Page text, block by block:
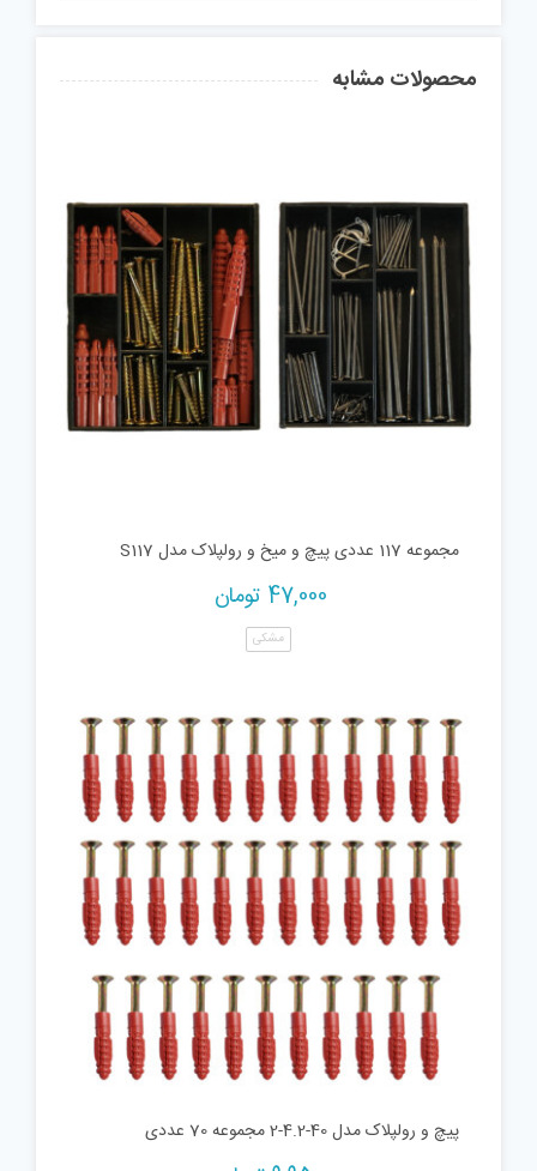
محصولات مشابه
مجموعه 117 عددی پیچ و میخ و رولپلاک مدل S117
47,000 تومان
مشکی
پیچ و رولپلاک مدل 40-4.2-2 مجموعه 70 عددی